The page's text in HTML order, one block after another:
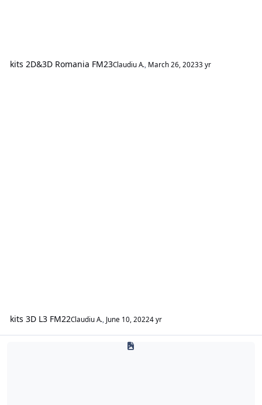
kits 2D&3D Romania FM23Claudiu A., March 26, 20233 yr
kits 3D L3 FM22Claudiu A., June 10, 20224 yr